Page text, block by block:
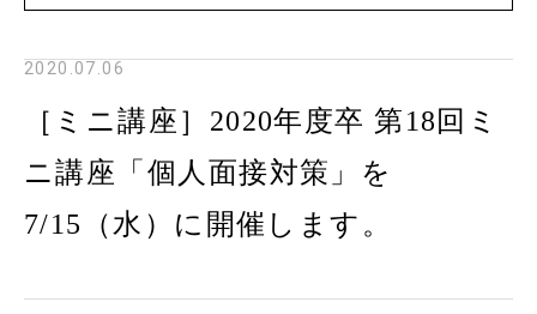
2020.07.06
［ミニ講座］2020年度卒 第18回ミ
ニ講座「個人面接対策」を
7/15（水）に開催します。